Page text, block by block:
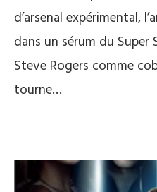
d’arsenal expérimental,
dans un sérum du
Steve Rogers comme
tourne…